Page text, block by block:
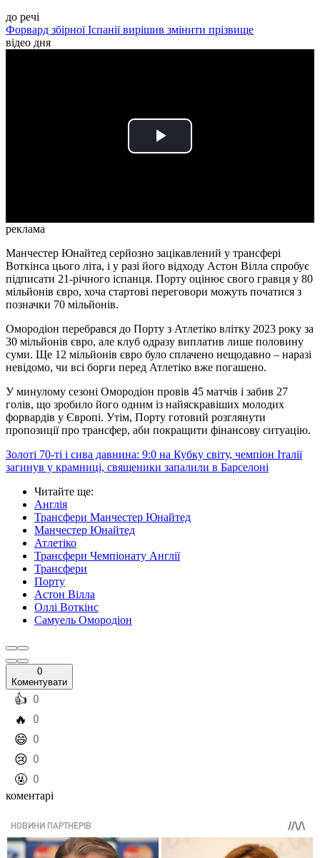
до речі
Форвард збірної Іспанії вирішив змінити прізвище
відео дня
Play
реклама
Манчестер Юнайтед серйозно зацікавлений у трансфері
Воткінса цього літа, і у разі його відходу Астон Вілла спробує
підписати 21-річного іспанця. Порту оцінює свого гравця у 80
мільйонів євро, хоча стартові переговори можуть початися з
позначки 70 мільйонів.
Омородіон перебрався до Порту з Атлетіко влітку 2023 року за
30 мільйонів євро, але клуб одразу виплатив лише половину
суми. Ще 12 мільйонів євро було сплачено нещодавно – наразі
невідомо, чи всі борги перед Атлетіко вже погашено.
У минулому сезоні Омородіон провів 45 матчів і забив 27
голів, що зробило його одним із найяскравіших молодих
форвардів у Європі. Утім, Порту готовий розглянути
пропозиції про трансфер, аби покращити фінансову ситуацію.
Золоті 70-ті і сива давнина: 9:0 на Кубку світу, чемпіон Італії
загинув у крамниці, священики запалили в Барселоні
Читайте ще:
Англія
Трансфери Манчестер Юнайтед
Манчестер Юнайтед
Атлетіко
Трансфери Чемпіонату Англії
Трансфери
Порту
Астон Вілла
Оллі Воткінс
Самуель Омородіон
0
Коментувати
️👍 0
️🔥 0
️😄 0
️😢 0
️🤬 0
коментарі